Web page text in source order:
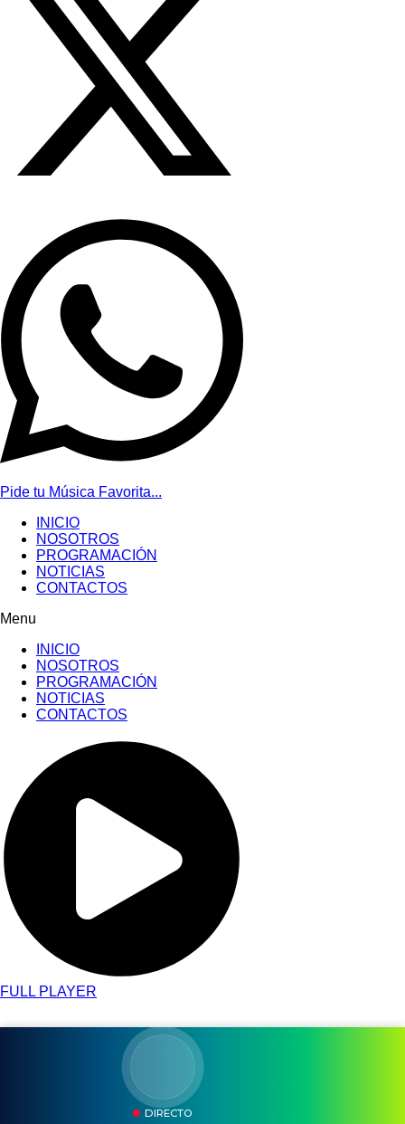
Pide tu Música Favorita...
INICIO
NOSOTROS
PROGRAMACIÓN
NOTICIAS
CONTACTOS
Menu
INICIO
NOSOTROS
PROGRAMACIÓN
NOTICIAS
CONTACTOS
FULL PLAYER
DIRECTO